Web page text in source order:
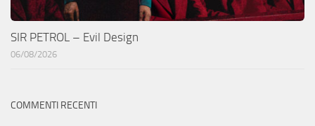
SIR PETROL – Evil Design
06/08/2026
COMMENTI RECENTI